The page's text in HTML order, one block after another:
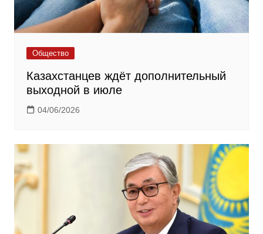
Общество
Казахстанцев ждёт дополнительный
выходной в июле
04/06/2026